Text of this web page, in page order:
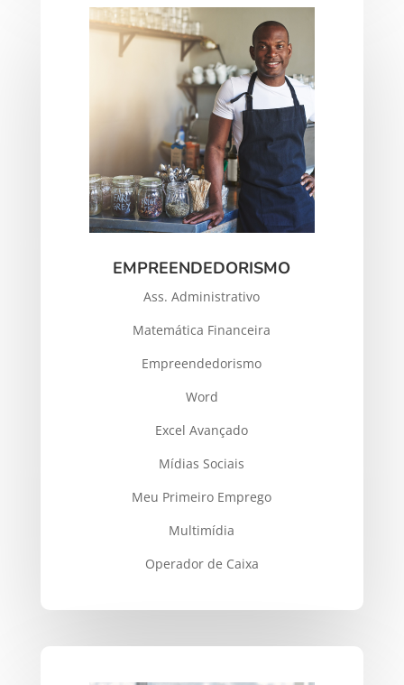
EMPREENDEDORISMO
Ass. Administrativo
Matemática Financeira
Empreendedorismo
Word
Excel Avançado
Mídias Sociais
Meu Primeiro Emprego
Multimídia
Operador de Caixa